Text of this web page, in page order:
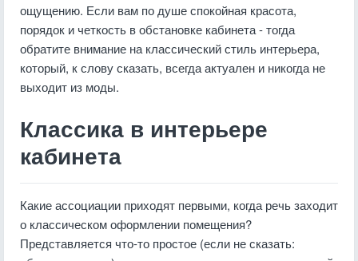
ощущению. Если вам по душе спокойная красота,
порядок и четкость в обстановке кабинета - тогда
обратите внимание на классический стиль интерьера,
который, к слову сказать, всегда актуален и никогда не
выходит из моды.
Классика в интерьере
кабинета
Какие ассоциации приходят первыми, когда речь заходит
о классическом оформлении помещения?
Представляется что-то простое (если не сказать: